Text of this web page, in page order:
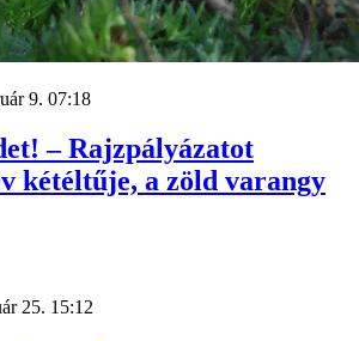
9. 07:18
– Rajzpályázatot
kétéltűje, a zöld varangy
25. 15:12